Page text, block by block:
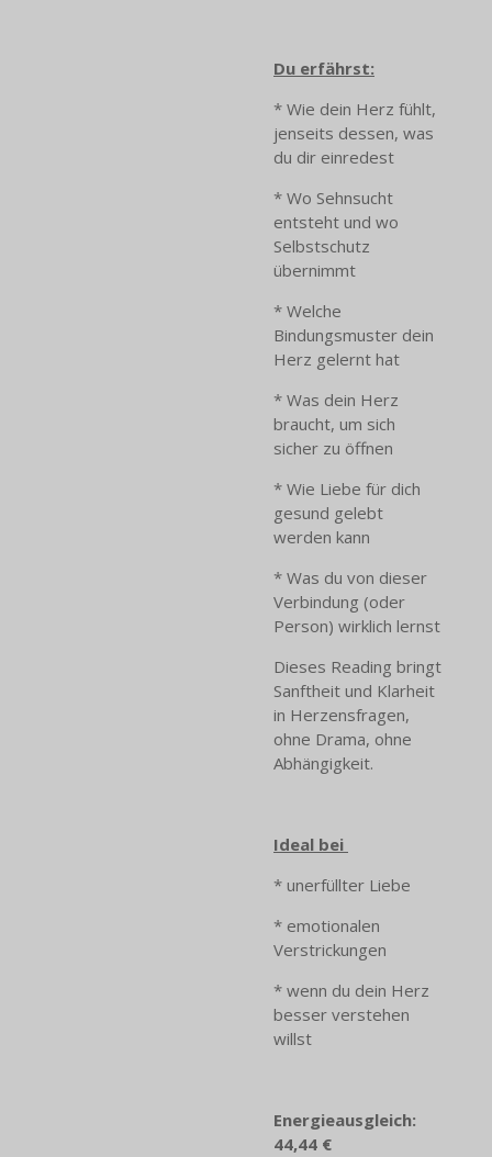
Du erfährst:
* Wie dein Herz fühlt,
jenseits dessen, was
du dir einredest
* Wo Sehnsucht
entsteht und wo
Selbstschutz
übernimmt
* Welche
Bindungsmuster dein
Herz gelernt hat
* Was dein Herz
braucht, um sich
sicher zu öffnen
* Wie Liebe für dich
gesund gelebt
werden kann
* Was du von dieser
Verbindung (oder
Person) wirklich lernst
Dieses Reading bringt
Sanftheit und Klarheit
in Herzensfragen,
ohne Drama, ohne
Abhängigkeit.
Ideal bei
* unerfüllter Liebe
* emotionalen
Verstrickungen
* wenn du dein Herz
besser verstehen
willst
Energieausgleich:
44,44 €